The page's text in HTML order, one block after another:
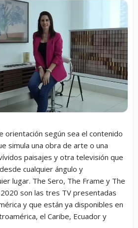
orientación según sea el contenido
simula una obra de arte o una
paisajes y otra televisión que
cualquier ángulo y
lugar. The Sero, The Frame y The
son las tres TV presentadas
y que están ya disponibles en
el Caribe, Ecuador y